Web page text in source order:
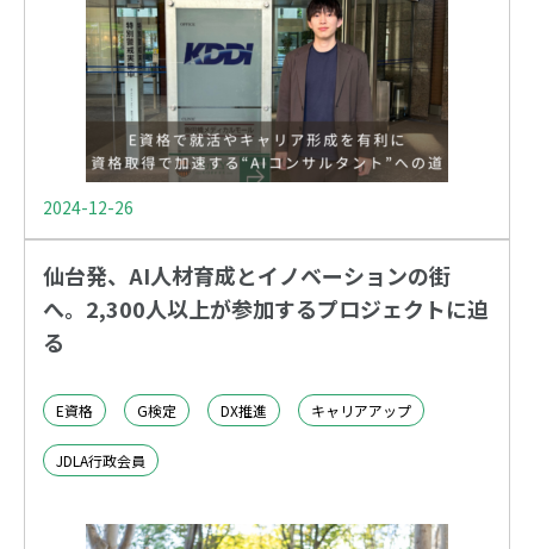
2024-12-26
仙台発、AI人材育成とイノベーションの街
へ。2,300人以上が参加するプロジェクトに迫
る
E資格 G検定 DX推進 キャリアアップ
JDLA行政会員